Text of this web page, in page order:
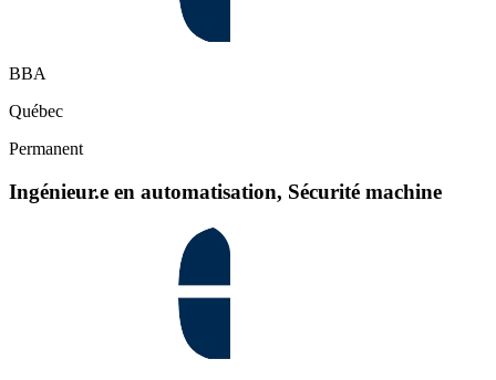
BBA
Québec
Permanent
Ingénieur.e en automatisation, Sécurité machine